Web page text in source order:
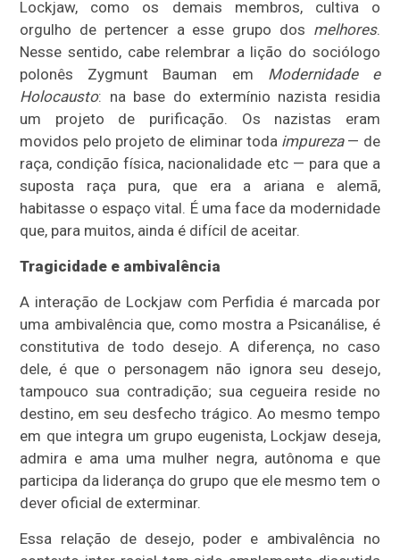
Lockjaw, como os demais membros, cultiva o
orgulho de pertencer a esse grupo dos melhores.
Nesse sentido, cabe relembrar a lição do sociólogo
polonês Zygmunt Bauman em Modernidade e
Holocausto: na base do extermínio nazista residia
um projeto de purificação. Os nazistas eram
movidos pelo projeto de eliminar toda impureza— de
raça, condição física, nacionalidade etc — para que a
suposta raça pura, que era a ariana e alemã,
habitasse o espaço vital. É uma face da modernidade
que, para muitos, ainda é difícil de aceitar.
Tragicidade e ambivalência
A interação de Lockjaw com Perfidia é marcada por
uma ambivalência que, como mostra a Psicanálise, é
constitutiva de todo desejo. A diferença, no caso
dele, é que o personagem não ignora seu desejo,
tampouco sua contradição; sua cegueira reside no
destino, em seu desfecho trágico. Ao mesmo tempo
em que integra um grupo eugenista, Lockjaw deseja,
admira e ama uma mulher negra, autônoma e que
participa da liderança do grupo que ele mesmo tem o
dever oficial de exterminar.
Essa relação de desejo, poder e ambivalência no